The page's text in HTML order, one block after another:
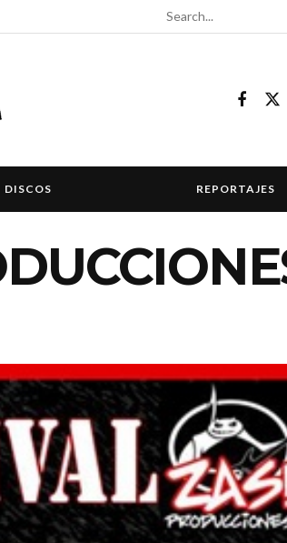
DISCOS REPORTAJES